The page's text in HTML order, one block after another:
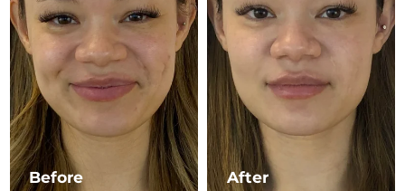
Before After
Monako Tahmini teslim tarihi 8/13/26
Hollanda Tahmini teslim tarihi 8/12/26
Yeni Zelanda Tahmini teslim tarihi 8/12/26
Norveç Tahmini teslim tarihi 8/12/26